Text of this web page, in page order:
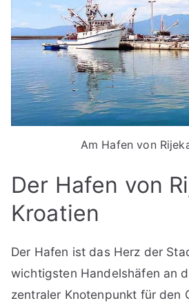
Am Hafen von
Der Hafen von
Kroatien
Der Hafen ist das Herz der
wichtigsten Handelshäfen an
zentraler Knotenpunkt für den